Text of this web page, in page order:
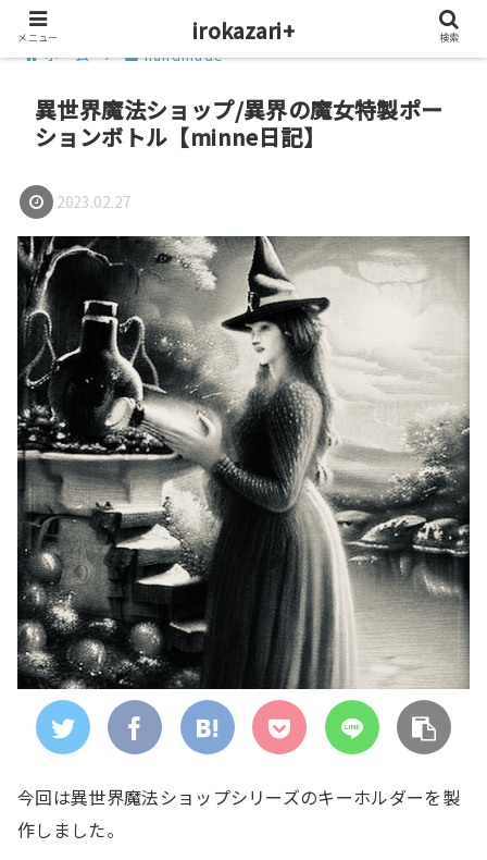
ホーム handmade
異世界魔法ショップ/異界の魔女特製ポー
ションボトル【minne日記】
2023.02.27
今回は異世界魔法ショップシリーズのキーホルダーを製
作しました。
メニュー irokazari+ 検索